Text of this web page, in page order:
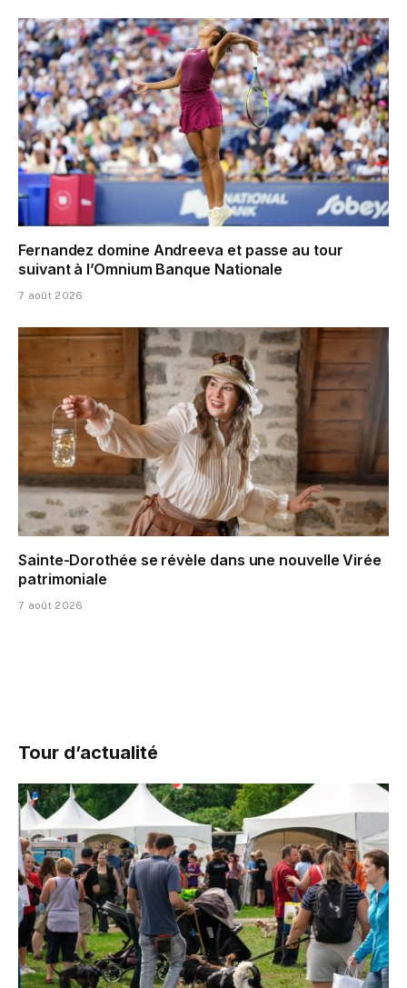
Fernandez domine Andreeva et passe au tour
suivant à l’Omnium Banque Nationale
7 août 2026
Sainte-Dorothée se révèle dans une nouvelle Virée
patrimoniale
7 août 2026
Tour d’actualité